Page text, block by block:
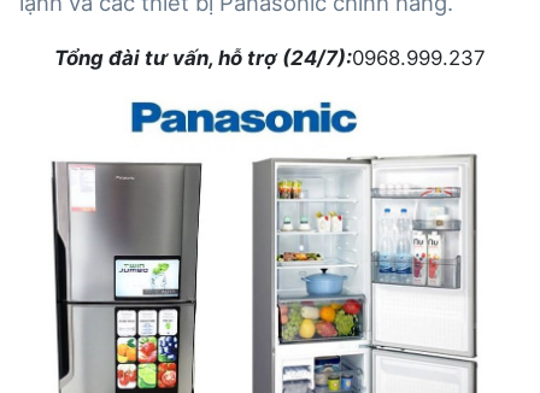
Tổng đài tư vấn, hỗ trợ (24/7):0968.999.237